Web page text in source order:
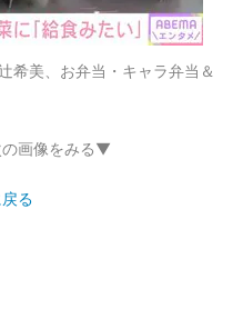
希美、お弁当・キャラ弁当＆
画像をみる▼
る